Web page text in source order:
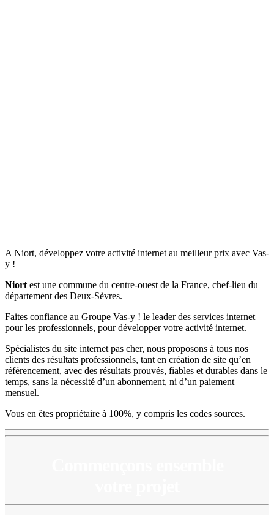
A Niort, développez votre activité internet au meilleur prix avec Vas-
y !
Niort est une commune du centre-ouest de la France, chef-lieu du
département des Deux-Sèvres.
Faites confiance au Groupe Vas-y ! le leader des services internet
pour les professionnels, pour développer votre activité internet.
Spécialistes du site internet pas cher, nous proposons à tous nos
clients des résultats professionnels, tant en création de site qu’en
référencement, avec des résultats prouvés, fiables et durables dans le
temps, sans la nécessité d’un abonnement, ni d’un paiement
mensuel.
Vous en êtes propriétaire à 100%, y compris les codes sources.